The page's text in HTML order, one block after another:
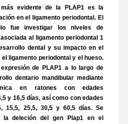
evidente de la PLAP1 es la
en el ligamento periodontal. El
fue investigar los niveles de
al ligamento periodontal 1
dental y su impacto en el
ligamento periodontal y el hueso.
de PLAP1 a lo largo de
dentario mandibular mediante
en ratones con edades
y 16,5 días, así como con edades
15,5, 25,5, 30,5 y 60,5 días. Se
deleción del gen Plap1 en el